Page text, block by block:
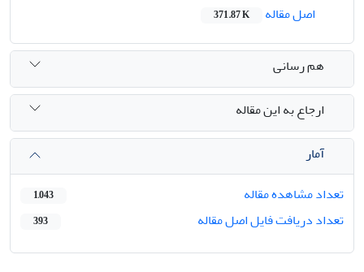
اصل مقاله
371.87 K
هم رسانی
ارجاع به این مقاله
آمار
تعداد مشاهده مقاله
1,043
تعداد دریافت فایل اصل مقاله 393